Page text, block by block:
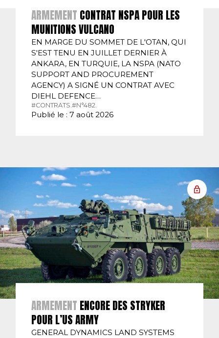
ARMEMENT CONTRAT NSPA POUR LES
MUNITIONS VULCANO
EN MARGE DU SOMMET DE L'OTAN, QUI
S'EST TENU EN JUILLET DERNIER À
ANKARA, EN TURQUIE, LA NSPA (NATO
SUPPORT AND PROCUREMENT
AGENCY) A SIGNÉ UN CONTRAT AVEC
DIEHL DEFENCE…
#CONTRATS. #N°482.
Publié le : 7 août 2026
ARMEMENT ENCORE DES STRYKER
POUR L’US ARMY
GENERAL DYNAMICS LAND SYSTEMS